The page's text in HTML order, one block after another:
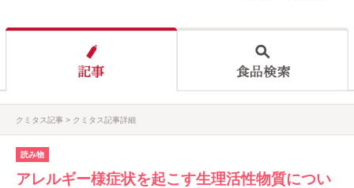
クミタス記事 クミタス記事詳細
読み物
アレルギー様症状を起こす生理活性物質につい